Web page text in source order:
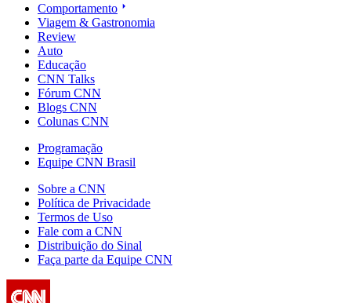
Comportamento
Viagem & Gastronomia
Review
Auto
Educação
CNN Talks
Fórum CNN
Blogs CNN
Colunas CNN
Programação
Equipe CNN Brasil
Sobre a CNN
Política de Privacidade
Termos de Uso
Fale com a CNN
Distribuição do Sinal
Faça parte da Equipe CNN